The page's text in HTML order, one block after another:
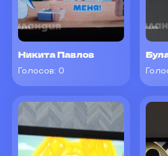
Никита Павлов
Голосов: 0